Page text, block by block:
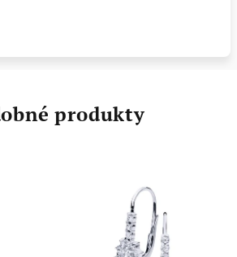
produkty